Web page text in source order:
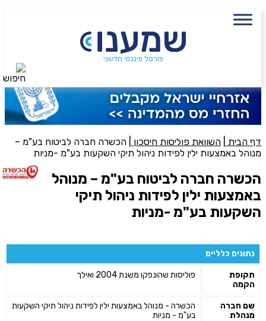
פורטל פיננסי חדשני
דף הבית השוואת פוליסות חיסכון
הכשרה חברה לביטוח בע"מ –
מנוהל באמצעות ילין לפידות ניהול תיקי השקעות בע"מ -מניות
הכשרה חברה לביטוח בע"מ – מנוהל
באמצעות ילין לפידות ניהול תיקי
השקעות בע"מ -מניות
נתונים כלליים
תקופת
הקמה
פוליסות שהונפקו משנת 2004 ואילך
שם חברה
מנהלת
הכשרה - מנוהל באמצעות ילין לפידות ניהול תיקי השקעות
בע"מ - מניות
פעולה נדרשת
היכן מנוהל החיסכון?
סכום חיסכון בקרן
מאשר כי פרטיי ישמשו לקבלת פניות והצעות שיווקיות למוצרים
פנסיוניים\ביטוח באמצעות טלפון, מייל או SMS מאיתנו או צד שלישי
שליחה
חיפוש